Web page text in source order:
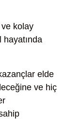
kolay
hayatında
elde
ve hiç